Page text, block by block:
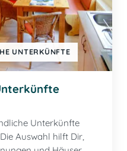
UNTERKÜNFTE
Unterkünfte
Auswahl hilft Dir,